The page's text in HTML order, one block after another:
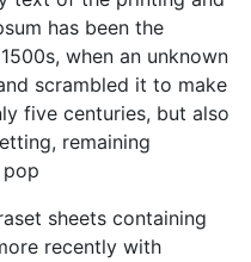
has been the
when an unknown
scrambled it to make
five centuries, but also
remaining
sheets containing
recently with